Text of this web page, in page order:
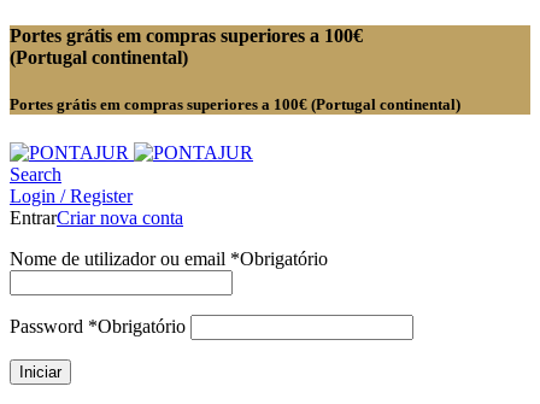
Portes grátis em compras superiores a 100€
(Portugal continental)
Portes grátis em compras superiores a 100€ (Portugal continental)
Search
Login / Register
EntrarCriar nova conta
Nome de utilizador ou email *Obrigatório
Password *Obrigatório
Iniciar